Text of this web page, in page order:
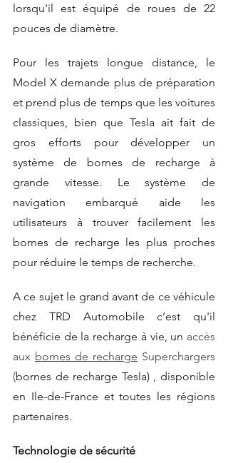
lorsqu'il est équipé de roues de 22
pouces de diamètre.
Pour les trajets longue distance, le
Model X demande plus de préparation
et prend plus de temps que les voitures
classiques, bien que Tesla ait fait de
gros efforts pour développer un
système de bornes de recharge à
grande vitesse. Le système de
navigation embarqué aide les
utilisateurs à trouver facilement les
bornes de recharge les plus proches
pour réduire le temps de recherche.
A ce sujet le grand avant de ce véhicule
chez TRD Automobile c’est qu'il
bénéficie de la recharge à vie, un accès
aux bornes de recharge Superchargers
(bornes de recharge Tesla) , disponible
en Ile-de-France et toutes les régions
partenaires.
Technologie de sécurité